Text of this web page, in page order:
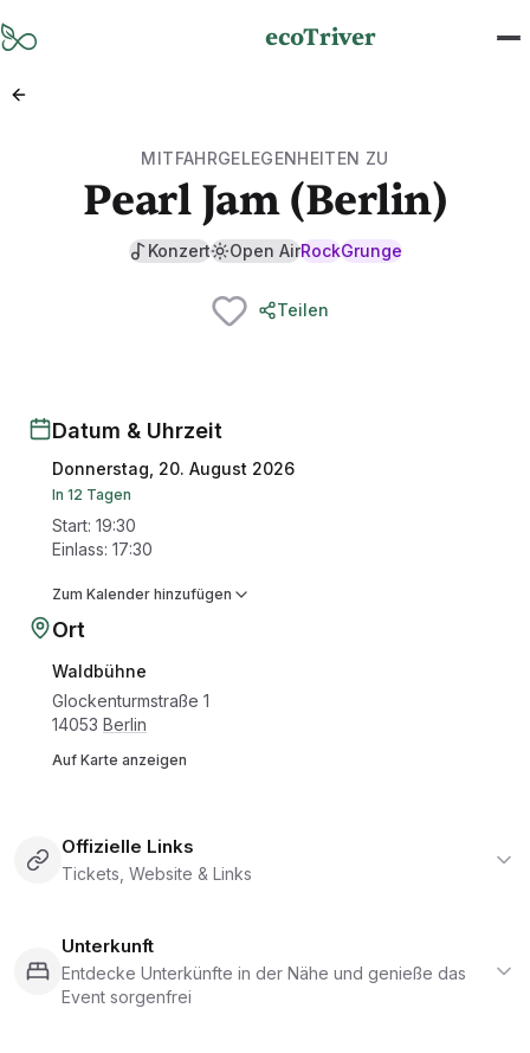
ecoTriver
MITFAHRGELEGENHEITEN ZU
Pearl Jam (Berlin)
Konzert Open AirRockGrunge
Teilen
Datum & Uhrzeit
Donnerstag, 20. August 2026
In 12 Tagen
Start: 19:30
Einlass: 17:30
Zum Kalender hinzufügen
Ort
Waldbühne
Glockenturmstraße 1
14053 Berlin
Auf Karte anzeigen
Offizielle Links
Tickets, Website & Links
Unterkunft
Entdecke Unterkünfte in der Nähe und genieße das
Event sorgenfrei